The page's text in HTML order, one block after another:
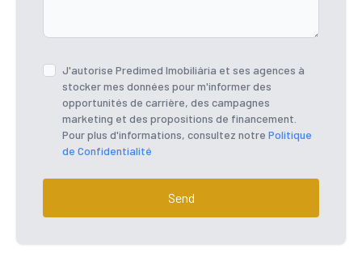
J'autorise Predimed Imobiliária et ses agences à
stocker mes données pour m'informer des
opportunités de carrière, des campagnes
marketing et des propositions de financement.
Pour plus d'informations, consultez notre Politique
de Confidentialité
Send